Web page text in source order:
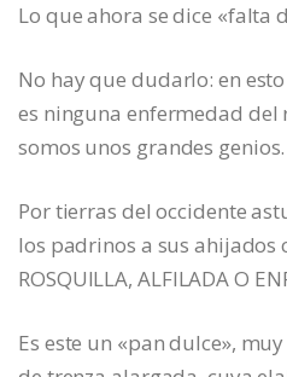
Lo que ahora se dice «falta
No hay que dudarlo: en
es ninguna enfermedad del
somos unos grandes genios.
Por tierras del occidente
los padrinos a sus ahijados
ROSQUILLA, ALFILADA O
Es este un «pan dulce»,